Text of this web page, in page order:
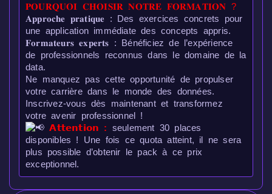
𝐏𝐎𝐔𝐑𝐐𝐔𝐎𝐈 𝐂𝐇𝐎𝐈𝐒𝐈𝐑 𝐍𝐎𝐓𝐑𝐄 𝐅𝐎𝐑𝐌𝐀𝐓𝐈𝐎𝐍 ?
𝐀𝐩𝐩𝐫𝐨𝐜𝐡𝐞 𝐩𝐫𝐚𝐭𝐢𝐪𝐮𝐞 : Des exercices concrets pour
une application immédiate des concepts appris.
𝐅𝐨𝐫𝐦𝐚𝐭𝐞𝐮𝐫𝐬 𝐞𝐱𝐩𝐞𝐫𝐭𝐬 : Bénéficiez de l’expérience
de professionnels reconnus dans le domaine de la
data.
Ne manquez pas cette opportunité de propulser
votre carrière dans le monde des données.
Inscrivez-vous dès maintenant et transformez
votre avenir professionnel !
𝗔𝘁𝘁𝗲𝗻𝘁𝗶𝗼𝗻 : seulement 30 places
disponibles ! Une fois ce quota atteint, il ne sera
plus possible d’obtenir le pack à ce prix
exceptionnel.